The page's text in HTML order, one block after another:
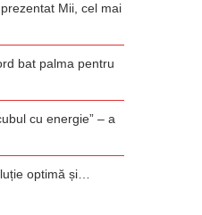
Mii, cel mai
bat palma pentru
cu energie” – a
optimă și…